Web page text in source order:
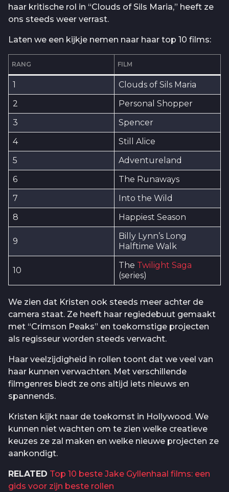
haar kritische rol in “Clouds of Sils Maria,” heeft ze
ons steeds weer verrast.
Laten we een kijkje nemen naar haar top 10 films:
RANG FILM
1
Clouds of Sils Maria
2
Personal Shopper
3
Spencer
4
Still Alice
5
Adventureland
6
The Runaways
7
Into the Wild
8
Happiest Season
9
Billy Lynn’s Long
Halftime Walk
10
The Twilight Saga
(series)
We zien dat Kristen ook steeds meer achter de
camera staat. Ze heeft haar regiedebuut gemaakt
met “Crimson Peaks” en toekomstige projecten
als regisseur worden steeds verwacht.
Haar veelzijdigheid in rollen toont dat we veel van
haar kunnen verwachten. Met verschillende
filmgenres biedt ze ons altijd iets nieuws en
spannends.
Kristen kijkt naar de toekomst in Hollywood. We
kunnen niet wachten om te zien welke creatieve
keuzes ze zal maken en welke nieuwe projecten ze
aankondigt.
RELATED Top 10 beste Jake Gyllenhaal films: een
gids voor zijn beste rollen